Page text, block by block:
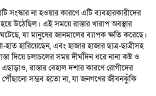
সংস্কার না হওয়ার কারণে এটি ব্যবহারকারীদের
উঠেছিল। এই সময়ে রাস্তার খারাপ অবস্থার
যা মানুষের জানমালের ব্যাপক ক্ষতি করেছে।
হারিয়েছেন, এবং হাজার হাজার ছাত্র-ছাত্রীসহ
দিয়ে চলাচলের সময় দীর্ঘদিন ধরে নানা কষ্ট ও
রাস্তার বেহাল দশার কারণে রোগীদের
সম্ভব হতো না, যা জনগণের জীবনঝুঁকি